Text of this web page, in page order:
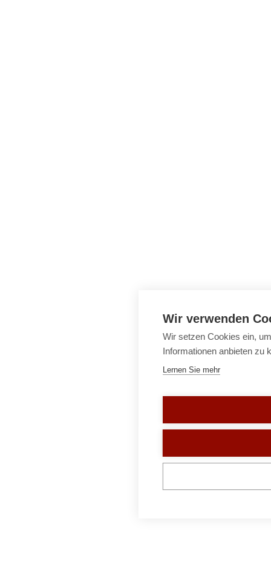
Wir verwenden
Wir setzen Cookies ein,
Informationen anbieten zu
Lernen Sie mehr